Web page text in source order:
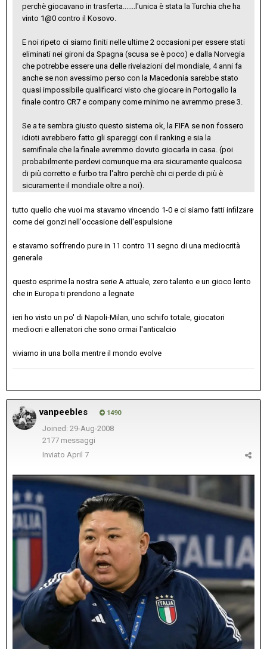
perchè giocavano in trasferta.......l'unica è stata la Turchia che ha
vinto 1@0 contro il Kosovo.
E noi ripeto ci siamo finiti nelle ultime 2 occasioni per essere stati
eliminati nei gironi da Spagna (scusa se è poco) e dalla Norvegia
che potrebbe essere una delle rivelazioni del mondiale, 4 anni fa
anche se non avessimo perso con la Macedonia sarebbe stato
quasi impossibile qualificarci visto che giocare in Portogallo la
finale contro CR7 e company come minimo ne avremmo prese 3.
Se a te sembra giusto questo sistema ok, la FIFA se non fossero
idioti avrebbero fatto gli spareggi con il ranking e sia la
semifinale che la finale avremmo dovuto giocarla in casa. (poi
probabilmente perdevi comunque ma era sicuramente qualcosa
di più corretto e furbo tra l'altro perchè chi ci perde di più è
sicuramente il mondiale oltre a noi).
tutto quello che vuoi ma stavamo vincendo 1-0 e ci siamo fatti infilzare
come dei gonzi nell'occasione dell'espulsione
e stavamo soffrendo pure in 11 contro 11 segno di una mediocrità
generale
questo esprime la nostra serie A attuale, zero talento e un gioco lento
che in Europa ti prendono a legnate
ieri ho visto un po' di Napoli-Milan, uno schifo totale, giocatori
mediocri e allenatori che sono ormai l'anticalcio
viviamo in una bolla mentre il mondo evolve
vanpeebles 1490
Joined: 29-Aug-2008
2177 messaggi
Inviato April 7